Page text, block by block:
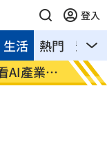
登入
熱門 影音
生活
AI產業發
他見
歲